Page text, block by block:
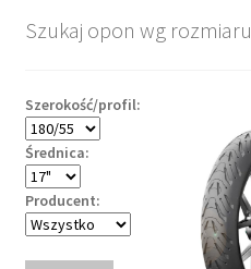
Szukaj opon wg rozmiaru
Szerokość/profil:
Średnica:
Producent: